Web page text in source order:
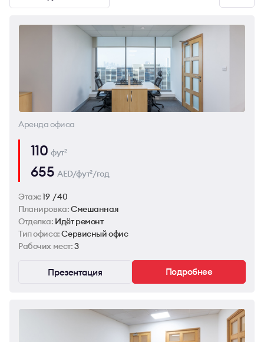
Аренда офиса
110фут2
655AED/фут2/год
Этаж:19 / 40
Планировка:Смешанная
Отделка: Идёт ремонт
Тип офиса:Сервисный офис
Рабочих мест:3
Презентация Подробнее